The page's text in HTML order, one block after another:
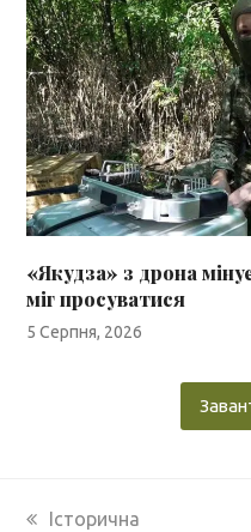
«Якудза» з дрона
міг просуватися
5 Серпня, 2026
previous
Історична